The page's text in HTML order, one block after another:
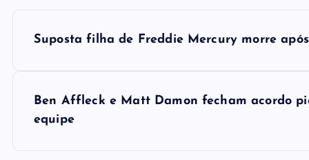
Suposta filha de Freddie Mercury morre
Ben Affleck e Matt Damon fecham acordo
equipe